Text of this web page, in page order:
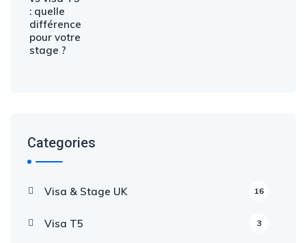
Categories
Visa & Stage UK 16
Visa T5 3